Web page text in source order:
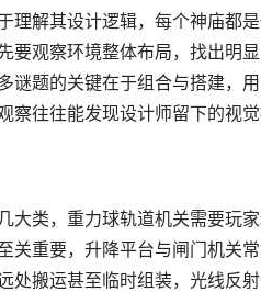
理解其设计逻辑，每个神庙都
要观察环境整体布局，找出明
谜题的关键在于组合与搭建，
往往能发现设计师留下的视觉
大类，重力球轨道机关需要玩
关重要，升降平台与闸门机关
处搬运甚至临时组装，光线反